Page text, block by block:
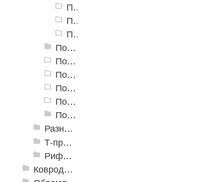
Порог алюминиевый угловой Д-16 40x20 мм, Золото КЕ
Порог алюминиевый угловой Д-16 40x20 мм, Медный антик
Порог алюминиевый угловой Д-16 40x20 мм, Серебро НЕ
Пороги алюминиевые угловые Д-19 30х30 мм
Пороги алюминиевые угловые УКВ
Пороги алюминиевые угловые 30х30
Пороги алюминиевые угловые 40х40
Пороги алюминиевые угловые 20х20
Пороги алюминиевые угловые Д-5 20х20мм
Разноуровневые алюминиевые профили
Т-профиль
Рифленые алюминиевые листы и углы квинтет
Ковродержатели